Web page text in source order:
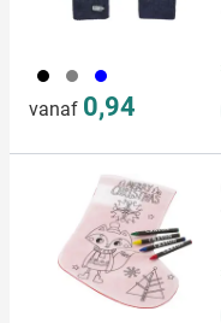
001 003 005
vanaf 0,94